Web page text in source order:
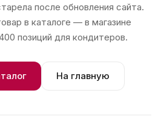
после обновления сайта.
в каталоге — в магазине
позиций для кондитеров.
На главную